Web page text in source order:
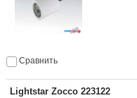
Сравнить
Lightstar Zocco 223122